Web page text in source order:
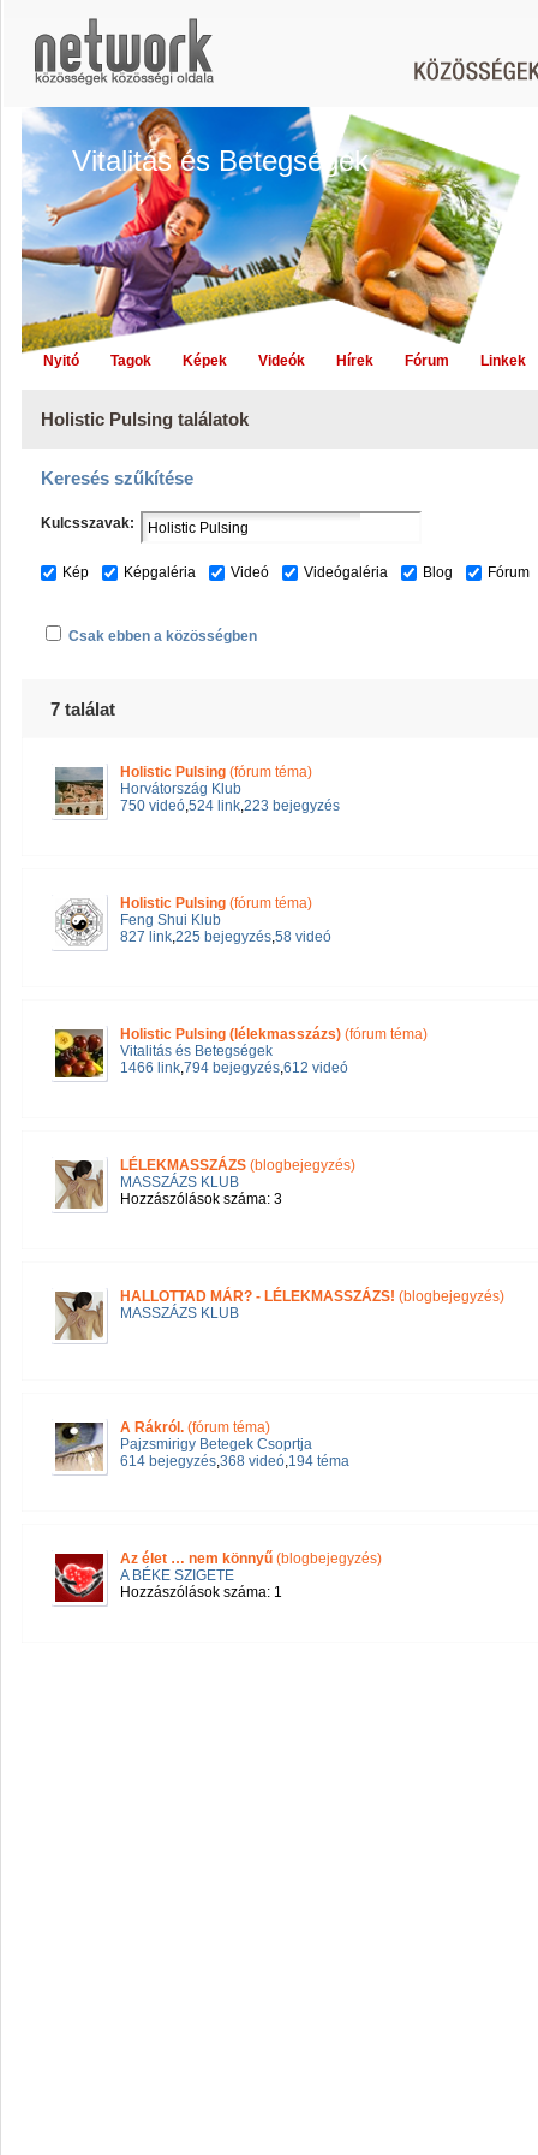
Vitalitás és Betegségek
Nyitó Tagok Képek Videók Hírek Fórum Linkek
Holistic Pulsing találatok
Keresés szűkítése
Kulcsszavak:
Kép Képgaléria Videó Videógaléria Blog Fórum
Csak ebben a közösségben
7 találat
Holistic Pulsing (fórum téma)
Horvátország Klub
750 videó,524 link,223 bejegyzés
Holistic Pulsing (fórum téma)
Feng Shui Klub
827 link,225 bejegyzés,58 videó
Holistic Pulsing (lélekmasszázs) (fórum téma)
Vitalitás és Betegségek
1466 link,794 bejegyzés,612 videó
LÉLEKMASSZÁZS (blogbejegyzés)
MASSZÁZS KLUB
Hozzászólások száma: 3
HALLOTTAD MÁR? - LÉLEKMASSZÁZS! (blogbejegyzés)
MASSZÁZS KLUB
A Rákról. (fórum téma)
Pajzsmirigy Betegek Csoprtja
614 bejegyzés,368 videó,194 téma
Az élet … nem könnyű (blogbejegyzés)
A BÉKE SZIGETE
Hozzászólások száma: 1